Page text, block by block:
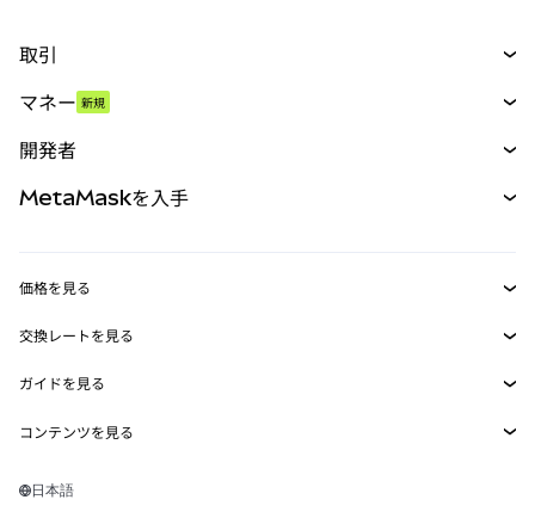
取引
パーペチュアル
RWA
マネー 新規
開発者
MetaMask Connect
Snaps
Web3サービス
MetaMaskを入手
セキュリティ
サポート
キャリア
価格を見る
イーサリアムの価格
Solanaの価格
Tetherの価格
交換レートを見る
ETH→USD
USDT→INR
BTC→INR
ガイドを見る
ETHの購入
コンテンツを見る
Solanaウォレット
日本語